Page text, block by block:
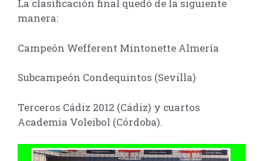
La clasificación final quedó de la siguiente
manera:
Campeón Wefferent Mintonette Almería
Subcampeón Condequintos (Sevilla)
Terceros Cádiz 2012 (Cádiz) y cuartos
Academia Voleibol (Córdoba).